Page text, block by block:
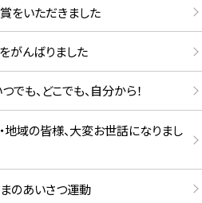
をいただきました
がんばりました
も、どこでも、自分から！
域の皆様、大変お世話になりまし
のあいさつ運動